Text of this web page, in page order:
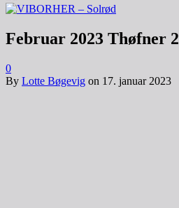
Februar 2023 Thøfner 2
0
By Lotte Bøgevig on 17. januar 2023